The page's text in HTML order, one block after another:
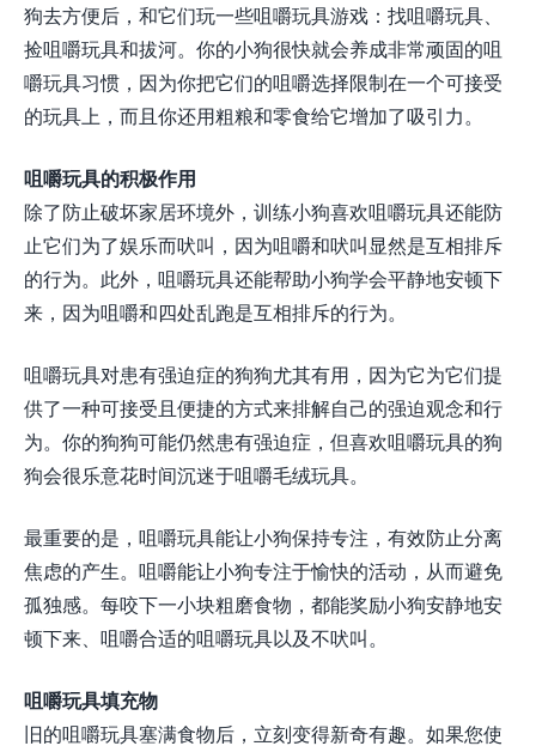
狗去方便后，和它们玩一些咀嚼玩具游戏：找咀嚼玩具、
捡咀嚼玩具和拔河。你的小狗很快就会养成非常顽固的咀
嚼玩具习惯，因为你把它们的咀嚼选择限制在一个可接受
的玩具上，而且你还用粗粮和零食给它增加了吸引力。
咀嚼玩具的积极作用
除了防止破坏家居环境外，训练小狗喜欢咀嚼玩具还能防
止它们为了娱乐而吠叫，因为咀嚼和吠叫显然是互相排斥
的行为。此外，咀嚼玩具还能帮助小狗学会平静地安顿下
来，因为咀嚼和四处乱跑是互相排斥的行为。
咀嚼玩具对患有强迫症的狗狗尤其有用，因为它为它们提
供了一种可接受且便捷的方式来排解自己的强迫观念和行
为。你的狗狗可能仍然患有强迫症，但喜欢咀嚼玩具的狗
狗会很乐意花时间沉迷于咀嚼毛绒玩具。
最重要的是，咀嚼玩具能让小狗保持专注，有效防止分离
焦虑的产生。咀嚼能让小狗专注于愉快的活动，从而避免
孤独感。每咬下一小块粗磨食物，都能奖励小狗安静地安
顿下来、咀嚼合适的咀嚼玩具以及不吠叫。
咀嚼玩具填充物
旧的咀嚼玩具塞满食物后，立刻变得新奇有趣。如果您使